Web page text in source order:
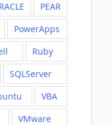
PEAR
PowerApps
Ruby
SQLServer
VBA
VMware